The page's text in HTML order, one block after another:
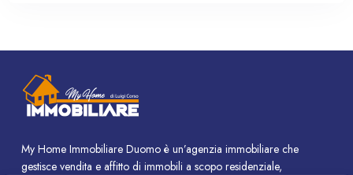
My Home Immobiliare Duomo è un’agenzia immobiliare che
gestisce vendita e affitto di immobili a scopo residenziale,